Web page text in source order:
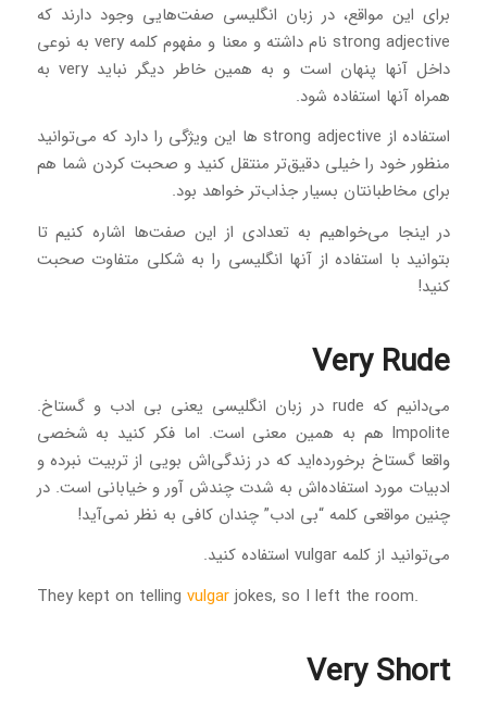
برای این مواقع، در زبان انگلیسی صفت‌هایی وجود دارند که
strong adjective نام داشته و معنا و مفهوم کلمه very به نوعی
داخل آنها پنهان است و به همین خاطر دیگر نباید very به
همراه آنها استفاده شود.
استفاده از strong adjective ها این ویژگی را دارد که می‌توانید
منظور خود را خیلی دقیق‌تر منتقل کنید و صحبت کردن شما هم
برای مخاطبانتان بسیار جذاب‌تر خواهد بود.
در اینجا می‌خواهیم به تعدادی از این صفت‌ها اشاره کنیم تا
بتوانید با استفاده از آنها انگلیسی را به شکلی متفاوت صحبت
کنید!
Very Rude
می‌دانیم که rude در زبان انگلیسی یعنی بی ادب و گستاخ.
Impolite هم به همین معنی است. اما فکر کنید به شخصی
واقعا گستاخ برخورده‌اید که در زندگی‌اش بویی از تربیت نبرده و
ادبیات مورد استفاده‌اش به شدت چندش آور و خیابانی است. در
چنین مواقعی کلمه “بی ادب” چندان کافی به نظر نمی‌آید!
می‌توانید از کلمه vulgar استفاده کنید.
.They kept on telling
vulgarjokes, so I left the room
Very Short